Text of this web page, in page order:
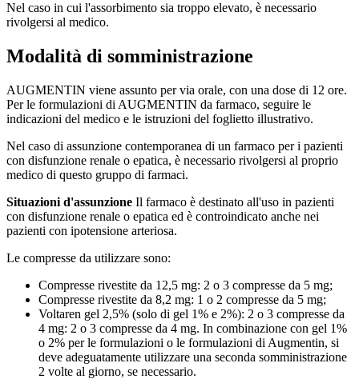
Nel caso in cui l'assorbimento sia troppo elevato, è necessario
rivolgersi al medico.
Modalità di somministrazione
AUGMENTIN viene assunto per via orale, con una dose di 12 ore.
Per le formulazioni di AUGMENTIN da farmaco, seguire le
indicazioni del medico e le istruzioni del foglietto illustrativo.
Nel caso di assunzione contemporanea di un farmaco per i pazienti
con disfunzione renale o epatica, è necessario rivolgersi al proprio
medico di questo gruppo di farmaci.
Situazioni d'assunzione Il farmaco è destinato all'uso in pazienti
con disfunzione renale o epatica ed è controindicato anche nei
pazienti con ipotensione arteriosa.
Le compresse da utilizzare sono:
Compresse rivestite da 12,5 mg: 2 o 3 compresse da 5 mg;
Compresse rivestite da 8,2 mg: 1 o 2 compresse da 5 mg;
Voltaren gel 2,5% (solo di gel 1% e 2%): 2 o 3 compresse da
4 mg: 2 o 3 compresse da 4 mg. In combinazione con gel 1%
o 2% per le formulazioni o le formulazioni di Augmentin, si
deve adeguatamente utilizzare una seconda somministrazione
2 volte al giorno, se necessario.